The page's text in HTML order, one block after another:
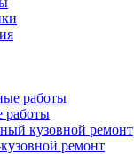
работы
работы
кузовной ремонт
ремонт